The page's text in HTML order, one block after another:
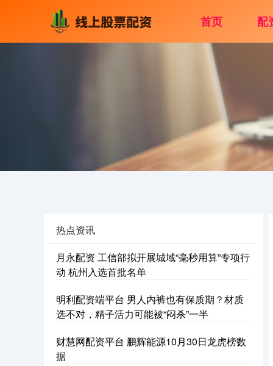
首页 配
热点资讯
月永配资 工信部拟开展城域“毫秒用算”专项行
动 杭州入选首批名单
明利配资端平台 男人内裤也有保质期？材质
选不对，精子活力可能被“闷杀”一半
财慧网配资平台 鹏辉能源10月30日龙虎榜数
据